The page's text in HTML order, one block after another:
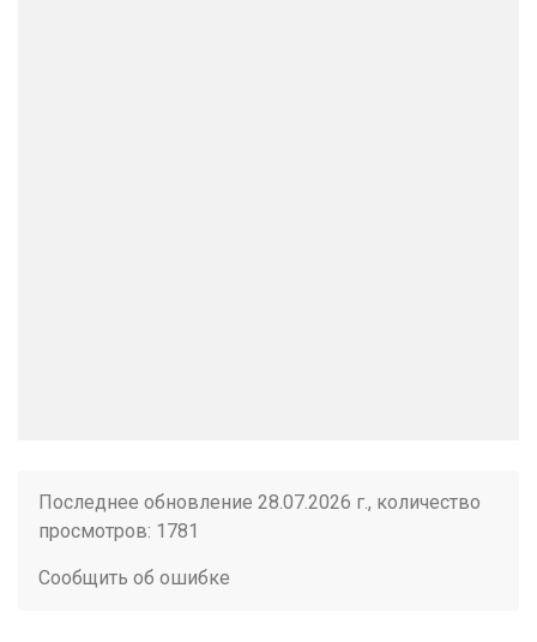
Последнее обновление 28.07.2026 г., количество
просмотров: 1781
Сообщить об ошибке